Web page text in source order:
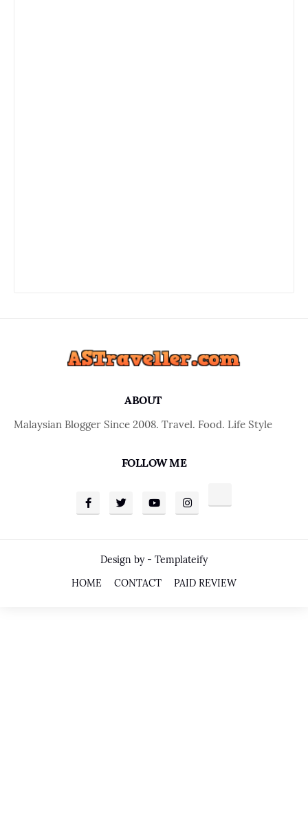
ABOUT
Malaysian Blogger Since 2008. Travel. Food. Life Style
FOLLOW ME
Design by - Templateify
HOME
CONTACT PAID REVIEW